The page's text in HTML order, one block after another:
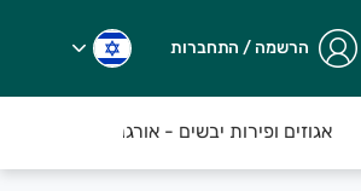
הרשמה / התחברות
אגוזים ופירות יבשים - אורגני